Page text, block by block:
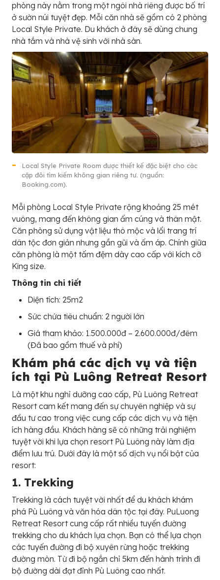
phòng này nằm trong một ngôi nhà riêng được bố trí
ở sườn núi tuyệt đẹp. Mỗi căn nhà sẽ gồm có 2 phòng
Local Style Private. Du khách ở đây sẽ dùng chung
nhà tắm và nhà vệ sinh với nhà sàn.
Local Style Private Room được thiết kế đặc biệt cho các
cặp đôi tìm kiếm không gian riêng tư. (nguồn:
Booking.com).
Mỗi phòng Local Style Private rộng khoảng 25 mét
vuông, mang đến không gian ấm cúng và thân mật.
Căn phòng sử dụng vật liệu thô mộc và lối trang trí
dân tộc đơn giản nhưng gần gũi và ấm áp. Chính giữa
căn phòng là một tấm đệm dày cao cấp với kích cỡ
King size.
Thông tin chi tiết
Diện tích: 25m2
Sức chứa tiêu chuẩn: 2 người lớn
Giá tham khảo: 1.500.000đ – 2.600.000đ/đêm
(Đã bao gồm thuế và phí)
Khám phá các dịch vụ và tiện
ích tại Pù Luông Retreat Resort
Là một khu nghỉ dưỡng cao cấp, Pù Luông Retreat
Resort cam kết mang đến sự chuyên nghiệp và sự
đầu tư cao trong việc cung cấp các dịch vụ và tiện
ích hàng đầu. Khách hàng sẽ có những trải nghiệm
tuyệt vời khi lựa chọn resort Pù Luông này làm địa
điểm lưu trú. Dưới đây là một số dịch vụ nổi bật của
resort:
1. Trekking
Trekking là cách tuyệt vời nhất để du khách khám
phá Pù Luông và văn hóa dân tộc tại đây. PuLuong
Retreat Resort cung cấp rất nhiều tuyến đường
trekking cho du khách lựa chọn. Bạn có thể lựa chọn
các tuyến đường đi bộ xuyên rừng hoặc trekking
đường mòn. Từ đi bộ ngắn chỉ 5km đến hành trình đi
bộ đường dài đạt đỉnh Pù Luông cao nhất.